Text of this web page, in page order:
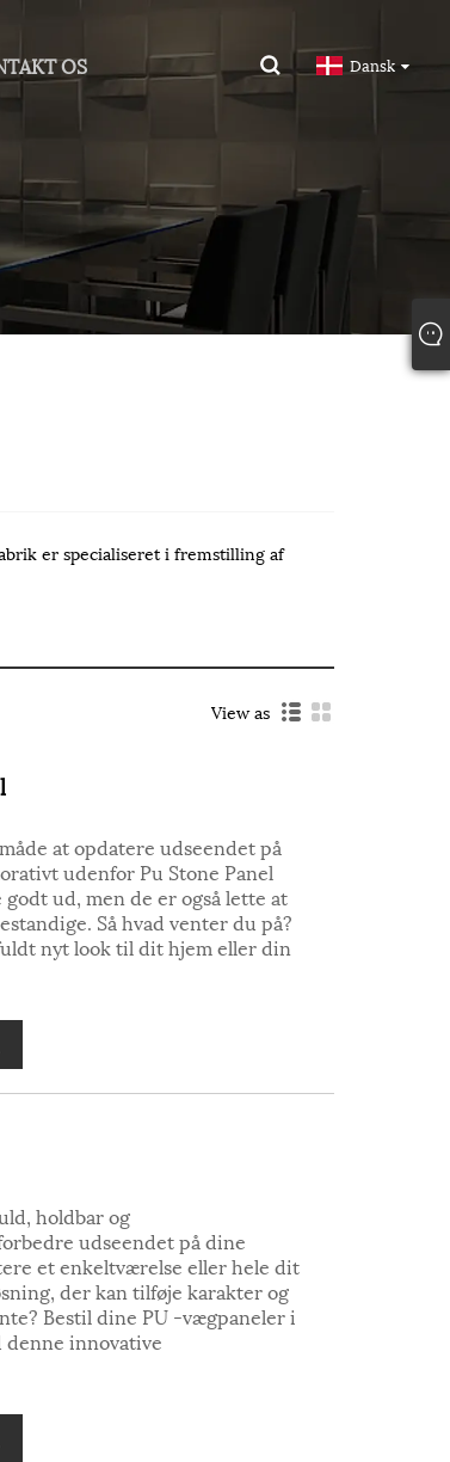
OS Dansk
er specialiseret i fremstilling af
View as
at opdatere udseendet på
udenfor Pu Stone Panel
ud, men de er også lette at
Så hvad venter du på?
nyt look til dit hjem eller din
holdbar og
udseendet på dine
et enkeltværelse eller hele dit
der kan tilføje karakter og
Bestil dine PU -vægpaneler i
denne innovative